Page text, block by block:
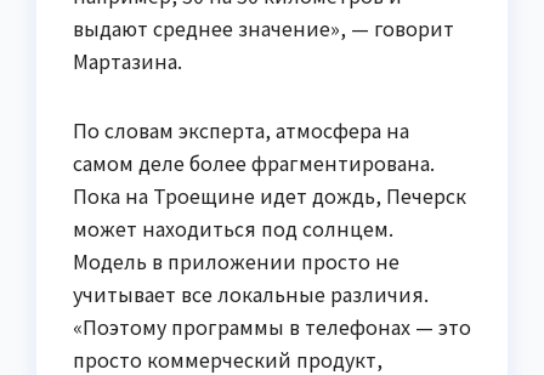
выдают среднее значение», — говорит
Мартазина.
По словам эксперта, атмосфера на
самом деле более фрагментирована.
Пока на Троещине идет дождь, Печерск
может находиться под солнцем.
Модель в приложении просто не
учитывает все локальные различия.
«Поэтому программы в телефонах — это
просто коммерческий продукт,